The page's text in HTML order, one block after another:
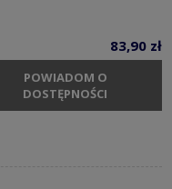
83,90 zł
POWIADOM O
DOSTĘPNOŚCI